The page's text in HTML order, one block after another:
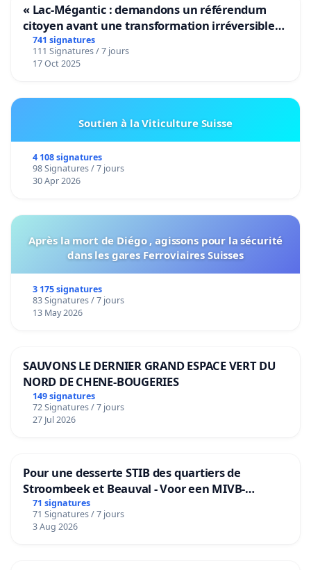
« Lac-Mégantic : demandons un référendum
citoyen avant une transformation irréversible
de notre territoire »
741 signatures
111 Signatures / 7 jours
17 Oct 2025
Soutien à la Viticulture Suisse
4 108 signatures
98 Signatures / 7 jours
30 Apr 2026
Après la mort de Diégo , agissons pour la sécurité
dans les gares Ferroviaires Suisses
3 175 signatures
83 Signatures / 7 jours
13 May 2026
SAUVONS LE DERNIER GRAND ESPACE VERT DU
NORD DE CHENE-BOUGERIES
149 signatures
72 Signatures / 7 jours
27 Jul 2026
Pour une desserte STIB des quartiers de
Stroombeek et Beauval - Voor een MIVB-
bediening van de wijken Strombeek en Het
Voor
71 signatures
71 Signatures / 7 jours
3 Aug 2026